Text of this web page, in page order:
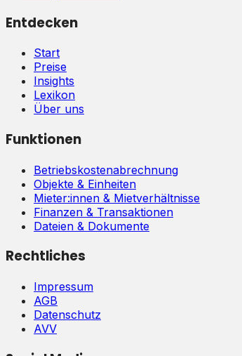
Entdecken
Start
Preise
Insights
Lexikon
Über uns
Funktionen
Betriebskostenabrechnung
Objekte & Einheiten
Mieter:innen & Mietverhältnisse
Finanzen & Transaktionen
Dateien & Dokumente
Rechtliches
Impressum
AGB
Datenschutz
AVV